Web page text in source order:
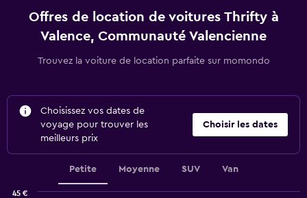
Offres de location de voitures Thrifty à
Valence, Communauté Valencienne
Trouvez la voiture de location parfaite sur momondo
Choisissez vos dates de
voyage pour trouver les
meilleurs prix
Choisir les dates
Petite Moyenne SUV Van
45 €